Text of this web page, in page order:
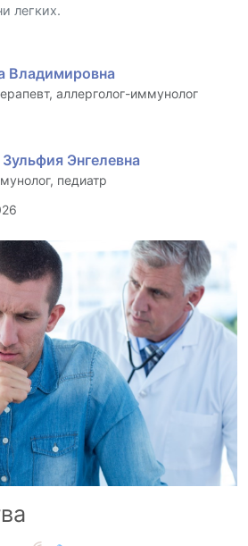
легких.
Владимировна
аллерголог-иммунолог
Энгелевна
педиатр